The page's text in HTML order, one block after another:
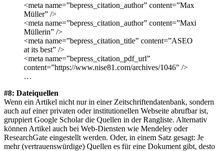
<meta name=”bepress_citation_author” content=”Max
Müller” />
<meta name=”bepress_citation_author” content=”Maxi
Müllerin” />
<meta name=”bepress_citation_title” content=”ASEO
at its best” />
<meta name=”bepress_citation_pdf_url”
content=”https://www.nise81.com/archives/1046″ />
…
#8: Dateiquellen
Wenn ein Artikel nicht nur in einer Zeitschriftendatenbank, sondern
auch auf einer privaten oder institutionellen Webseite abrufbar ist,
gruppiert Google Scholar die Quellen in der Rangliste. Alternativ
können Artikel auch bei Web-Diensten wie Mendeley oder
ResearchGate eingestellt werden. Oder, in einem Satz gesagt: Je
mehr (vertrauenswürdige) Quellen es für eine Dokument gibt, desto